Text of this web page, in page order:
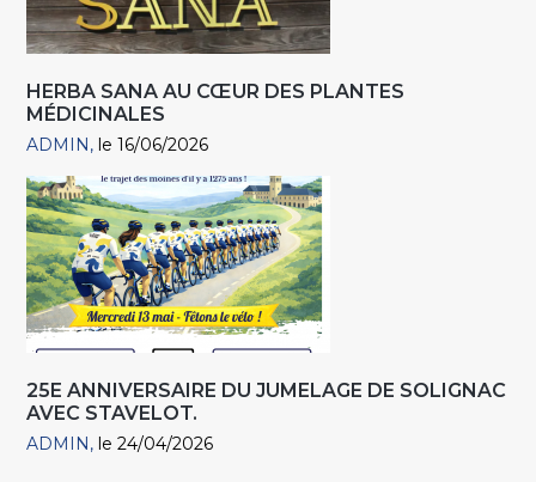
HERBA SANA AU CŒUR DES PLANTES
MÉDICINALES
ADMIN le 16/06/2026
25E ANNIVERSAIRE DU JUMELAGE DE SOLIGNAC
AVEC STAVELOT.
ADMIN le 24/04/2026